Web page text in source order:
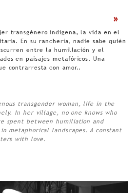
transgénero indígena, la vida en el
En su ranchería, nadie sabe quién
entre la humillación y el
en paisajes metafóricos. Una
contrarresta con amor..
transgender woman, life in the
In her village, no one knows who
spent between humiliation and
metaphorical landscapes. A constant
with love.
>